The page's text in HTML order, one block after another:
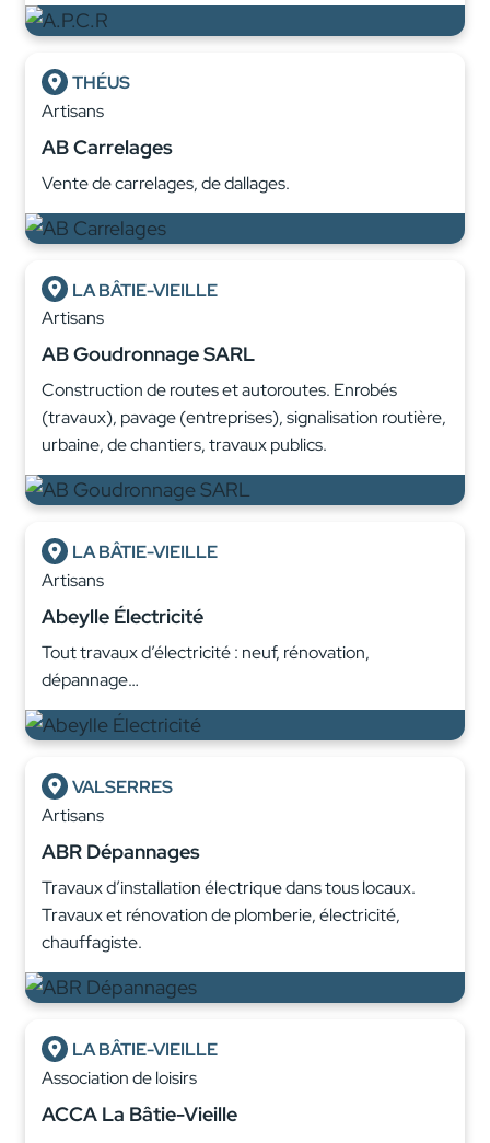
THÉUS
Artisans
AB Carrelages
Vente de carrelages, de dallages.
LA BÂTIE-VIEILLE
Artisans
AB Goudronnage SARL
Construction de routes et autoroutes. Enrobés
(travaux), pavage (entreprises), signalisation routière,
urbaine, de chantiers, travaux publics.
LA BÂTIE-VIEILLE
Artisans
Abeylle Électricité
Tout travaux d’électricité : neuf, rénovation,
dépannage…
VALSERRES
Artisans
ABR Dépannages
Travaux d’installation électrique dans tous locaux.
Travaux et rénovation de plomberie, électricité,
chauffagiste.
LA BÂTIE-VIEILLE
Association de loisirs
ACCA La Bâtie-Vieille